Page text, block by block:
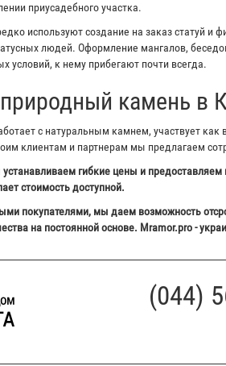
приусадебного участка.
используют создание на заказ статуй и
людей. Оформление мангалов,
условий, к нему прибегают почти всегда.
камень в
с натуральным камнем, участвует как
клиентам и партнерам мы предлагаем
гибкие цены и
стоимость доступной.
покупателями, мы даем возможность
на постоянной основе. Mramor.pro -
(044)